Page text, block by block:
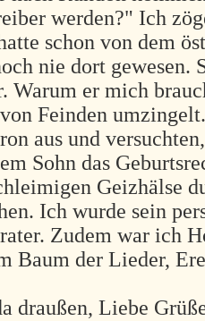
werden?" Ich
schon von dem
nie dort gewesen.
Warum er mich
Feinden
aus und
Sohn das
Geizhälse
Ich wurde sein
Zudem war ich
Baum der Lieder,
draußen, Liebe